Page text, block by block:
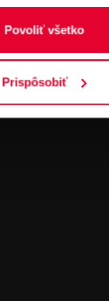
Povoliť všetko
Prispôsobiť